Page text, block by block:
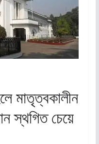
মাতৃত্বকালীন
স্থগিত চেয়ে